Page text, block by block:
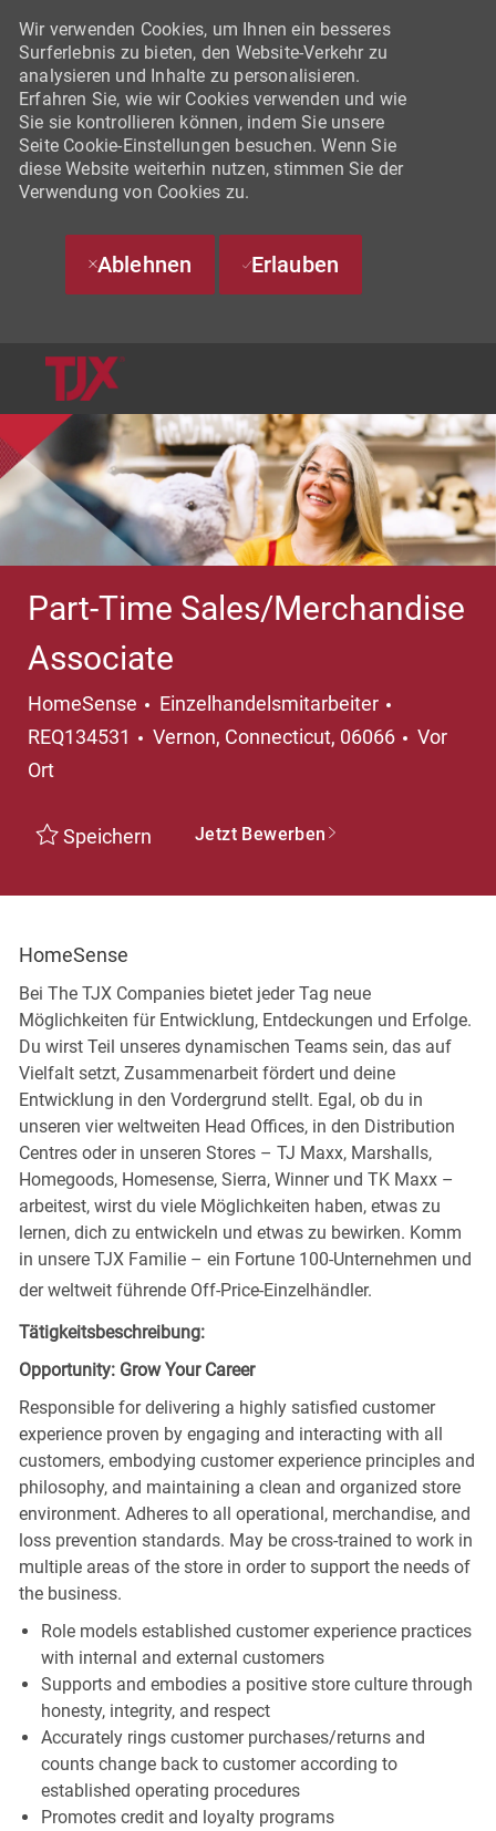
Wir verwenden Cookies, um Ihnen ein besseres
Surferlebnis zu bieten, den Website-Verkehr zu
analysieren und Inhalte zu personalisieren.
Erfahren Sie, wie wir Cookies verwenden und wie
Sie sie kontrollieren können, indem Sie unsere
Seite Cookie-Einstellungen besuchen. Wenn Sie
diese Website weiterhin nutzen, stimmen Sie der
Verwendung von Cookies zu.
Ablehnen Erlauben
Part-Time Sales/Merchandise
Associate
HomeSense Kategorie
Einzelhandelsmitarbeiter
REQ134531
Ort
Vernon, Connecticut, 06066
Vor
Ort
Speichern Jetzt Bewerben
HomeSense
Bei The TJX Companies bietet jeder Tag neue
Möglichkeiten für Entwicklung, Entdeckungen und Erfolge.
Du wirst Teil unseres dynamischen Teams sein, das auf
Vielfalt setzt, Zusammenarbeit fördert und deine
Entwicklung in den Vordergrund stellt. Egal, ob du in
unseren vier weltweiten Head Offices, in den Distribution
Centres oder in unseren Stores – TJ Maxx, Marshalls,
Homegoods, Homesense, Sierra, Winner und TK Maxx –
arbeitest, wirst du viele Möglichkeiten haben, etwas zu
lernen, dich zu entwickeln und etwas zu bewirken. Komm
in unsere TJX Familie – ein Fortune 100-Unternehmen und
der weltweit führende Off-Price-Einzelhändler.
Tätigkeitsbeschreibung:
Opportunity: Grow Your Career
Responsible for delivering a highly satisfied customer
experience proven by engaging and interacting with all
customers, embodying customer experience principles and
philosophy, and maintaining a clean and organized store
environment. Adheres to all operational, merchandise, and
loss prevention standards. May be cross-trained to work in
multiple areas of the store in order to support the needs of
the business.
Role models established customer experience practices
with internal and external customers
Supports and embodies a positive store culture through
honesty, integrity, and respect
Accurately rings customer purchases/returns and
counts change back to customer according to
established operating procedures
Promotes credit and loyalty programs